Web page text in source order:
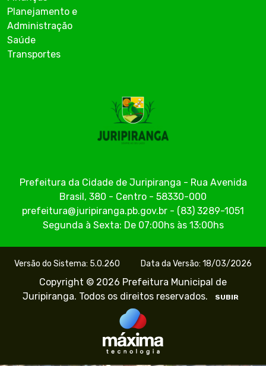
Planejamento e
Administração
Saúde
Transportes
Prefeitura da Cidade de Juripiranga - Rua Avenida
Brasil, 380 - Centro - 58330-000
prefeitura@juripiranga.pb.gov.br - (83) 3289-1051
Segunda à Sexta: De 07:00hs às 13:00hs
Versão do Sistema: 5.0.260 Data da Versão: 18/03/2026
Copyright © 2026 Prefeitura Municipal de
Juripiranga. Todos os direitos reservados.
SUBIR